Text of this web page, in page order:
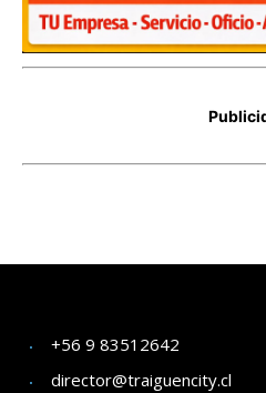
+56 9 83512642
director@traiguencity.cl